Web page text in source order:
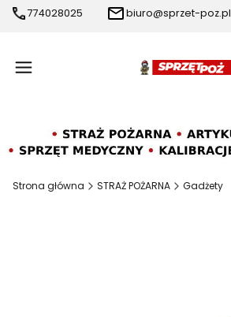
774028025 biuro@sprzet-poz.pl
Strona główna STRAŻ POŻARNA Gadżety